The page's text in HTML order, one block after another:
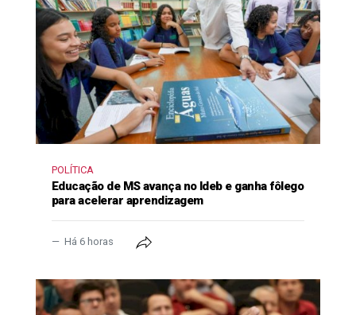
POLÍTICA
Educação de MS avança no Ideb e ganha fôlego
para acelerar aprendizagem
Há 6 horas